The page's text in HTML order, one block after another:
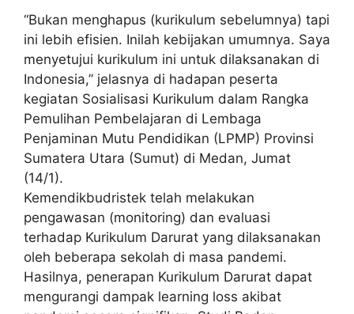
“Bukan menghapus (kurikulum sebelumnya) tapi
ini lebih efisien. Inilah kebijakan umumnya. Saya
menyetujui kurikulum ini untuk dilaksanakan di
Indonesia,” jelasnya di hadapan peserta
kegiatan Sosialisasi Kurikulum dalam Rangka
Pemulihan Pembelajaran di Lembaga
Penjaminan Mutu Pendidikan (LPMP) Provinsi
Sumatera Utara (Sumut) di Medan, Jumat
(14/1).
Kemendikbudristek telah melakukan
pengawasan (monitoring) dan evaluasi
terhadap Kurikulum Darurat yang dilaksanakan
oleh beberapa sekolah di masa pandemi.
Hasilnya, penerapan Kurikulum Darurat dapat
mengurangi dampak learning loss akibat